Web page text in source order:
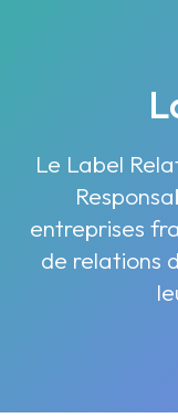
Le Label
entreprises
de relations